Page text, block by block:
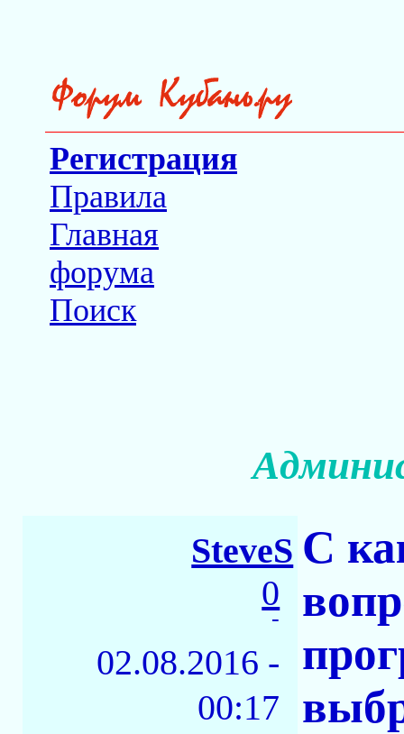
Регистрация
Правила
Главная
форума
Поиск
SteveS
0
-
02.08.2016 -
00:17
С